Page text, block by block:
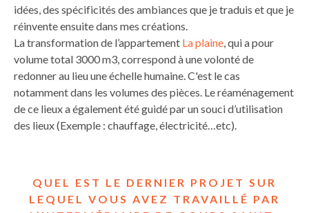
idées, des spécificités des ambiances que je traduis et que je
réinvente ensuite dans mes créations.
La transformation de l’appartement La plaine , qui a pour
volume total 3000 m3, correspond à une volonté de
redonner au lieu une échelle humaine. C'est le cas
notamment dans les volumes des pièces. Le réaménagement
de ce lieux a également été guidé par un souci d’utilisation
des lieux (Exemple : chauffage, électricité…etc).
QUEL EST LE DERNIER PROJET SUR
LEQUEL VOUS AVEZ TRAVAILLÉ PAR